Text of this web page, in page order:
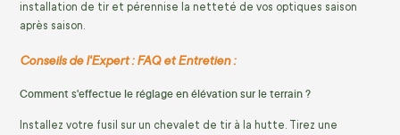
installation de tir et pérennise la netteté de vos optiques saison
après saison.
Conseils de l'Expert : FAQ et Entretien :
Comment s'effectue le réglage en élévation sur le terrain ?
Installez votre fusil sur un chevalet de tir à la hutte. Tirez une